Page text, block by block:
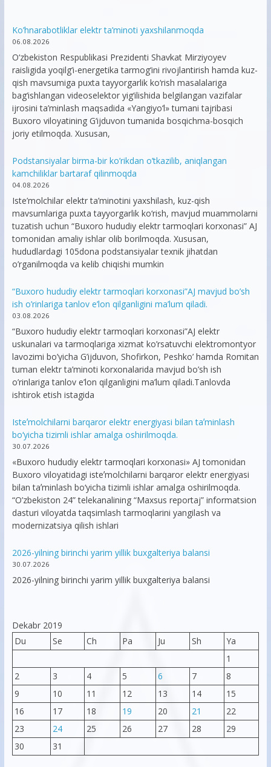
Ko’hnarabotliklar elektr ta’minoti yaxshilanmoqda
06.08.2026
O‘zbekiston Respublikasi Prezidenti Shavkat Mirziyoyev
raisligida yoqilg‘i-energetika tarmog‘ini rivojlantirish hamda kuz-
qish mavsumiga puxta tayyorgarlik ko‘rish masalalariga
bag‘ishlangan videoselektor yig‘ilishida belgilangan vazifalar
ijrosini ta’minlash maqsadida «Yangiyo‘l» tumani tajribasi
Buxoro viloyatining G‘ijduvon tumanida bosqichma-bosqich
joriy etilmoqda. Xususan,
Podstansiyalar birma-bir ko’rikdan o’tkazilib, aniqlangan
kamchiliklar bartaraf qilinmoqda
04.08.2026
Iste’molchilar elektr ta’minotini yaxshilash, kuz-qish
mavsumlariga puxta tayyorgarlik ko‘rish, mavjud muammolarni
tuzatish uchun “Buxoro hududiy elektr tarmoqlari korxonasi” AJ
tomonidan amaliy ishlar olib borilmoqda. Xususan,
hududlardagi 105dona podstansiyalar texnik jihatdan
o’rganilmoqda va kelib chiqishi mumkin
“Buxoro hududiy elektr tarmoqlari korxonasi”AJ mavjud bo’sh
ish o’rinlariga tanlov e’lon qilganligini ma’lum qiladi.
03.08.2026
“Buxoro hududiy elektr tarmoqlari korxonasi”AJ elektr
uskunalari va tarmoqlariga xizmat ko’rsatuvchi elektromontyor
lavozimi bo’yicha G’ijduvon, Shofirkon, Peshko’ hamda Romitan
tuman elektr ta’minoti korxonalarida mavjud bo’sh ish
o’rinlariga tanlov e’lon qilganligini ma’lum qiladi.Tanlovda
ishtirok etish istagida
Isteʼmolchilarni barqaror elektr energiyasi bilan taʼminlash
bo‘yicha tizimli ishlar amalga oshirilmoqda.
30.07.2026
«Buxoro hududiy elektr tarmoqlari korxonasi» AJ tomonidan
Buxoro viloyatidagi isteʼmolchilarni barqaror elektr energiyasi
bilan taʼminlash bo‘yicha tizimli ishlar amalga oshirilmoqda.
“O’zbekiston 24” telekanalining “Maxsus reportaj” informatsion
dasturi viloyatda taqsimlash tarmoqlarini yangilash va
modernizatsiya qilish ishlari
2026-yilning birinchi yarim yillik buxgalteriya balansi
30.07.2026
2026-yilning birinchi yarim yillik buxgalteriya balansi
Dekabr 2019
Du
Se Ch Pa Ju Sh
Ya
1
2
3 4 5 6 7
8
9
10 11 12 13 14
15
16
17 18 19 20 21
22
23
24 25 26 27 28
29
30
31